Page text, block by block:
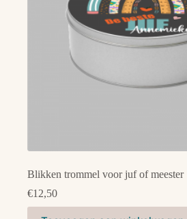
Blikken trommel voor juf of meester
€12,50